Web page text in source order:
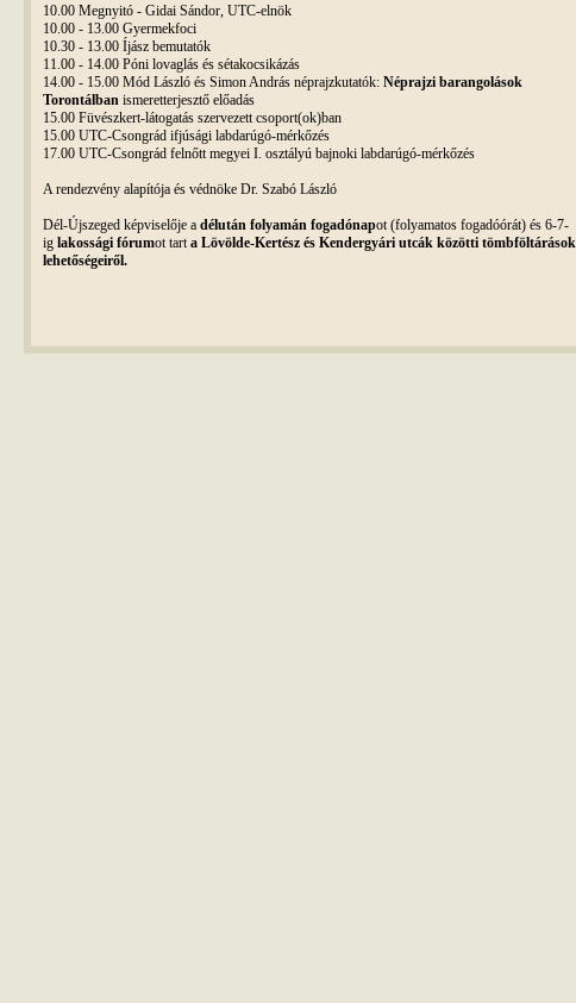
10.00 Megnyitó - Gidai Sándor, UTC-elnök
10.00 - 13.00 Gyermekfoci
10.30 - 13.00 Íjász bemutatók
11.00 - 14.00 Póni lovaglás és sétakocsikázás
14.00 - 15.00 Mód László és Simon András néprajzkutatók: Néprajzi barangolások
Torontálban ismeretterjesztő előadás
15.00 Füvészkert-látogatás szervezett csoport(ok)ban
15.00 UTC-Csongrád ifjúsági labdarúgó-mérkőzés
17.00 UTC-Csongrád felnőtt megyei I. osztályú bajnoki labdarúgó-mérkőzés
A rendezvény alapítója és védnöke Dr. Szabó László
Dél-Újszeged képviselője a délután folyamán fogadónapot (folyamatos fogadóórát) és 6-7-
ig lakossági fórumot tart a Lövölde-Kertész és Kendergyári utcák közötti tömbföltárások
lehetőségeiről.